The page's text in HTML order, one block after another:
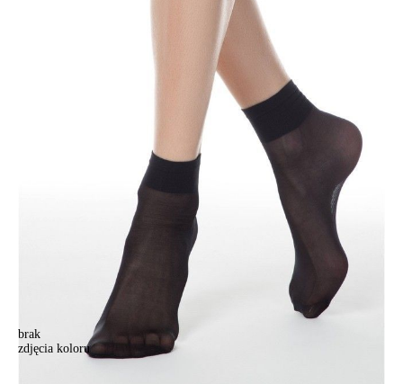
brak
zdjęcia koloru
Skarpetki dmaskie CE TENSION SOFT 20 (ECO),r.36-39, nero